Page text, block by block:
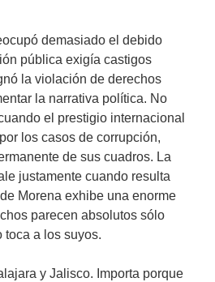
demasiado el debido
pública exigía castigos
la violación de derechos
la narrativa política. No
el prestigio internacional
los casos de corrupción,
de sus cuadros. La
justamente cuando resulta
Morena exhibe una enorme
parecen absolutos sólo
toca a los suyos.
y Jalisco. Importa porque